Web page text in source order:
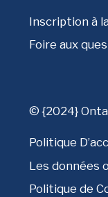
Inscription à
Foire aux
© {2024}
Politique
Les données
Politique de